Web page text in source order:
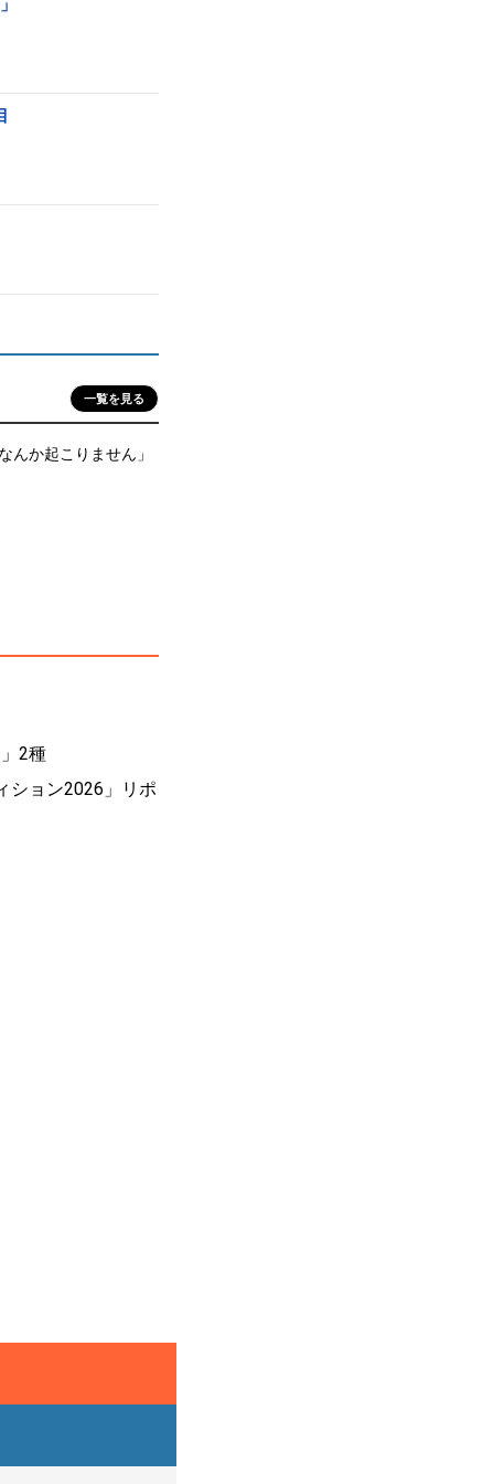
一覧を見る
か起こりません」
2種
ション2026」リポ